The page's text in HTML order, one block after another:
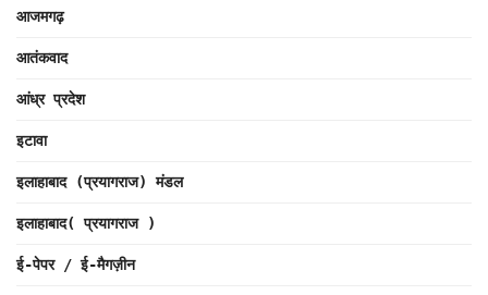
आजमगढ़
आतंकवाद
आंध्र प्रदेश
इटावा
इलाहाबाद (प्रयागराज) मंडल
इलाहाबाद( प्रयागराज )
ई-पेपर / ई-मैगज़ीन